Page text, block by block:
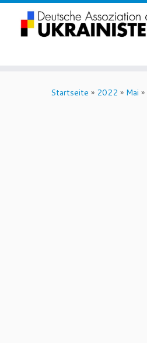
Startseite » 2022 » Mai »